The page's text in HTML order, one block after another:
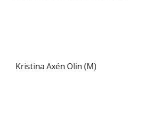
Kristina Axén Olin (M)